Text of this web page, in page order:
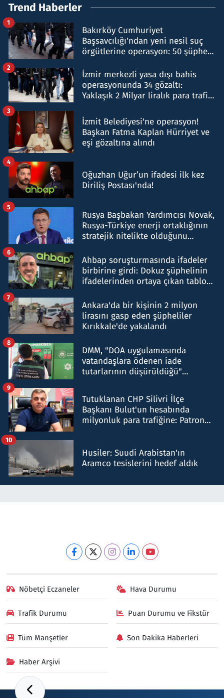
Trend Haberler
Bakırköy Cumhuriyet
Başsavcılığı'ndan yeni nesil suç
örgütlerine operasyon: 50 şüpheli
1
İzmir merkezli yasa dışı bahis
operasyonunda 34 gözaltı:
Yaklaşık 2 Milyar liralık para trafiği
2
İzmit Belediyesi'ne operasyon!
Başkan Fatma Kaplan Hürriyet ve
eşi gözaltına alındı
3
Oğuzhan Uğur’un ifadesi ilk kez
Diriliş Postası'nda!
4
Rusya Başbakan Yardımcısı Novak,
Rusya-Türkiye enerji ortaklığının
stratejik nitelikte olduğunu
5
Ahbap soruşturmasında ifadeler
birbirine girdi: Dokuz şüphelinin
ifadelerinden ortaya çıkan tablo
6
Ankara'da bir kişinin 2 milyon
lirasını gasp eden şüpheliler
Kırıkkale'de yakalandı
7
DMM, "DOA uygulamasında
vatandaşlara ödenen iade
tutarlarının düşürüldüğü"
8
Tutuklanan CHP Silivri İlçe
Başkanı Bulut'un hesabında
milyonluk para trafiğine: Patron
9
Husiler: Suudi Arabistan'ın
Aramco tesislerini hedef aldık
10
Nöbetçi Eczaneler Hava Durumu
Trafik Durumu Puan Durumu ve Fikstür
Tüm Manşetler Son Dakika Haberleri
Haber Arşivi